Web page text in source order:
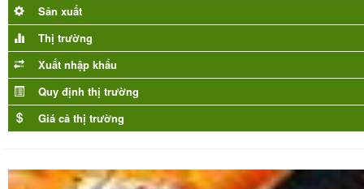
Sản xuất
Thị trường
Xuất nhập khẩu
Quy định thị trường
Giá cả thị trường